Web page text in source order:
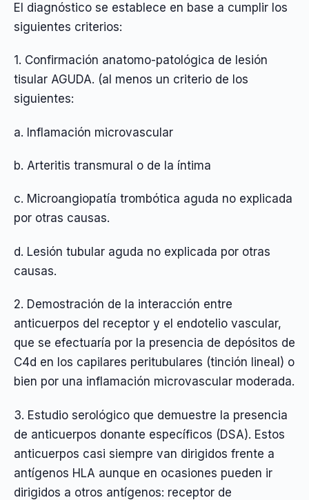
El diagnóstico se establece en base a cumplir los
siguientes criterios:
1. Confirmación anatomo-patológica de lesión
tisular AGUDA. (al menos un criterio de los
siguientes:
a. Inflamación microvascular
b. Arteritis transmural o de la íntima
c. Microangiopatía trombótica aguda no explicada
por otras causas.
d. Lesión tubular aguda no explicada por otras
causas.
2. Demostración de la interacción entre
anticuerpos del receptor y el endotelio vascular,
que se efectuaría por la presencia de depósitos de
C4d en los capilares peritubulares (tinción lineal) o
bien por una inflamación microvascular moderada.
3. Estudio serológico que demuestre la presencia
de anticuerpos donante específicos (DSA). Estos
anticuerpos casi siempre van dirigidos frente a
antígenos HLA aunque en ocasiones pueden ir
dirigidos a otros antígenos: receptor de